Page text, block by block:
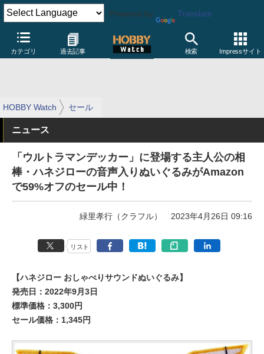
Powered by Translate
カテゴリ 過去記事 検索 Impressサイト
HOBBY Watch セール
ニュース
「ウルトラマンデッカー」に登場する主人公の相
棒・ハネジローの音声入りぬいぐるみがAmazon
で59%オフのセール中！
緑里孝行（クラフル） 2023年4月26日 09:16
リスト
【ハネジロー おしゃべりサウンドぬいぐるみ】
発売日：2022年9月3日
標準価格：3,300円
セール価格：1,345円